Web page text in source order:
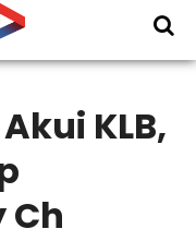
KLB,
Ch